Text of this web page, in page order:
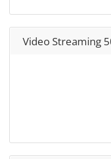
Video Streaming